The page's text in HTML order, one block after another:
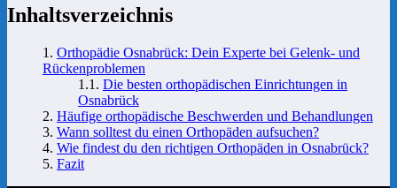
Inhaltsverzeichnis
Orthopädie Osnabrück: Dein Experte bei Gelenk- und
Rückenproblemen
Die besten orthopädischen Einrichtungen in
Osnabrück
Häufige orthopädische Beschwerden und Behandlungen
Wann solltest du einen Orthopäden aufsuchen?
Wie findest du den richtigen Orthopäden in Osnabrück?
Fazit